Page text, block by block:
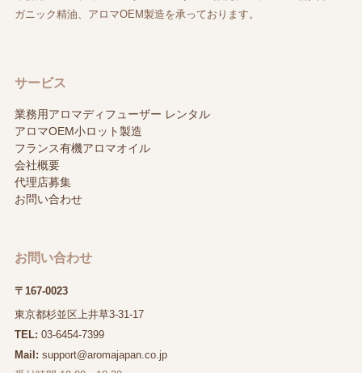
ガニック精油、アロマOEM製造を承っております。
サービス
業務用アロマディフューザー レンタル
アロマOEM小ロット製造
フランス有機アロマオイル
会社概要
代理店募集
お問い合わせ
お問い合わせ
〒167-0023
東京都杉並区上井草3-31-17
TEL: 03-6454-7399
Mail: support@aromajapan.co.jp